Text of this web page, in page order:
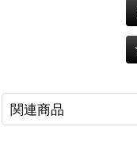
関連商品